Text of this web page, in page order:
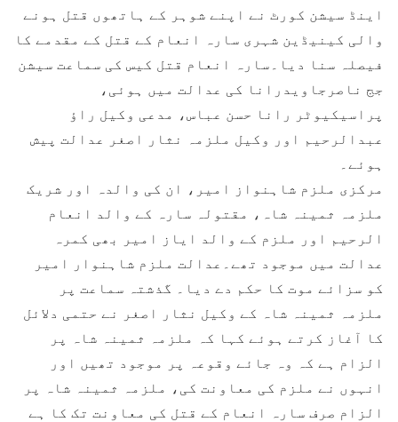
اینڈ سیشن کورٹ نے اپنے شوہر کے ہاتھوں قتل ہونے
والی کینیڈین شہری سارہ انعام کے قتل کے مقدمے کا
فیصلہ سنا دیا۔سارہ انعام قتل کیس کی سماعت سیشن
جج ناصرجاویدرانا کی عدالت میں ہوئی،
پراسیکیوٹر رانا حسن عباس، مدعی وکیل راؤ
عبدالرحیم اور وکیل ملزمہ نثار اصغر عدالت پیش
ہوئے۔
مرکزی ملزم شاہنواز امیر، ان کی والدہ اور شریک
ملزمہ ثمینہ شاہ، مقتولہ سارہ کے والد انعام
الرحیم اور ملزم کے والد ایاز امیر بھی کمرہ
عدالت میں موجود تھے۔عدالت ملزم شاہنوار امیر
کو سزائے موت کا حکم دے دیا۔ گذشتہ سماعت پر
ملزمہ ثمینہ شاہ کے وکیل نثار اصغر نے حتمی دلائل
کا آغاز کرتے ہوئے کہا کہ ملزمہ ثمینہ شاہ پر
الزام ہے کہ وہ جائے وقوعہ پر موجود تھیں اور
انہوں نے ملزم کی معاونت کی، ملزمہ ثمینہ شاہ پر
الزام صرف سارہ انعام کے قتل کی معاونت تک کا ہے